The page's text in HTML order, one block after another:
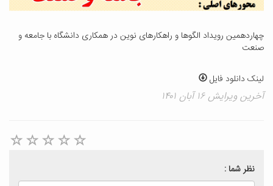
چهاردهمین رویداد الگوها و راهکارهای نوین در همکاری دانشگاه با جامعه و
صنعت
لینک دانلود فایل
آخرین ویرایش ۱۶ آبان ۱۴۰۱
نظر شما :